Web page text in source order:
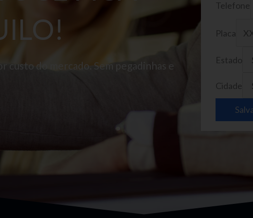
custo do mercado. Sem pegadinhas e
Telefone
Placa
Estado
Cidade